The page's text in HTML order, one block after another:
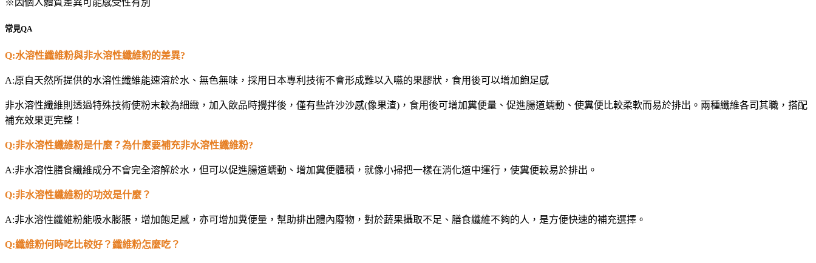
常見QA
Q:水溶性纖維粉與非水溶性纖維粉的差異?
A:原自天然所提供的水溶性纖維能速溶於水、無色無味，採用日本專利技術不會形成難以入嚥的果膠狀，食用後可以增加飽足感
非水溶性纖維則透過特殊技術使粉末較為細緻，加入飲品時攪拌後，僅有些許沙沙感(像果渣)，食用後可增加糞便量、促進腸道蠕動、使糞便比較柔軟而易於排出。兩種纖維各司其職，搭配
補充效果更完整！
Q:非水溶性纖維粉是什麼？為什麼要補充非水溶性纖維粉?
A:非水溶性膳食纖維成分不會完全溶解於水，但可以促進腸道蠕動、增加糞便體積，就像小掃把一樣在消化道中運行，使糞便較易於排出。
Q:非水溶性纖維粉的功效是什麼？
A:非水溶性纖維粉能吸水膨脹，增加飽足感，亦可增加糞便量，幫助排出體內廢物，對於蔬果攝取不足、膳食纖維不夠的人，是方便快速的補充選擇。
Q:纖維粉何時吃比較好？纖維粉怎麼吃？